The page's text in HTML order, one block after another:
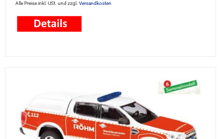
Alle Preise inkl. USt. und zzgl. Versandkosten